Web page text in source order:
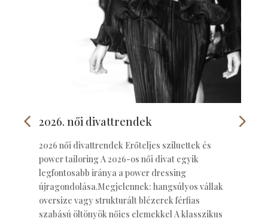
2026. női divattrendek
2026 női divattrendek Erőteljes sziluettek és
power tailoring A 2026-os női divat egyik
legfontosabb iránya a power dressing
újragondolása.Megjelennek: hangsúlyos vállak
oversize vagy strukturált blézerek férfias
szabású öltönyök nőies elemekkel A klasszikus